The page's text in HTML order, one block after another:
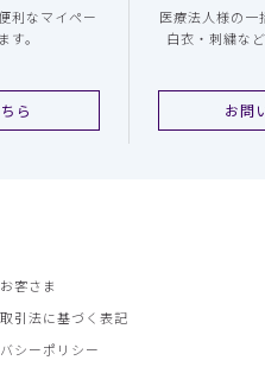
利なマイペー
す。
ら
医療法人様の一
白衣・刺繍な
お問
客さま
引法に基づく表記
シーポリシー